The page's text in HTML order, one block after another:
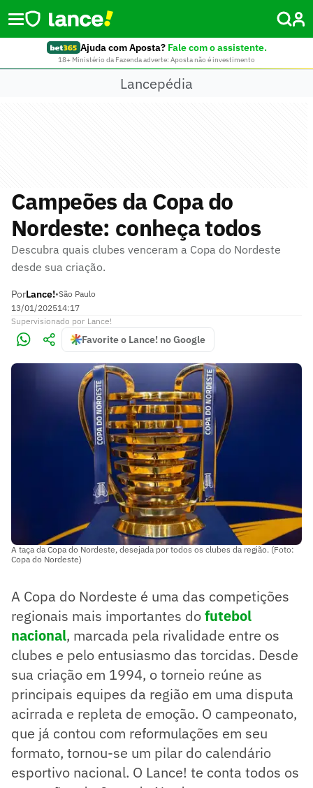
Ajuda com Aposta? Fale com o assistente.
18+ Ministério da Fazenda adverte: Aposta não é investimento
Lancepédia
Campeões da Copa do
Nordeste: conheça todos
Descubra quais clubes venceram a Copa do Nordeste
desde sua criação.
PorLance!•São Paulo
13/01/202514:17
Supervisionado por Lance!
Favorite o Lance! no Google
A taça da Copa do Nordeste, desejada por todos os clubes da região. (Foto:
Copa do Nordeste)
A Copa do Nordeste é uma das competições
regionais mais importantes dofutebol
nacional, marcada pela rivalidade entre os
clubes e pelo entusiasmo das torcidas. Desde
sua criação em 1994, o torneio reúne as
principais equipes da região em uma disputa
acirrada e repleta de emoção. O campeonato,
que já contou com reformulações em seu
formato, tornou-se um pilar do calendário
esportivo nacional. O Lance! te conta todos os